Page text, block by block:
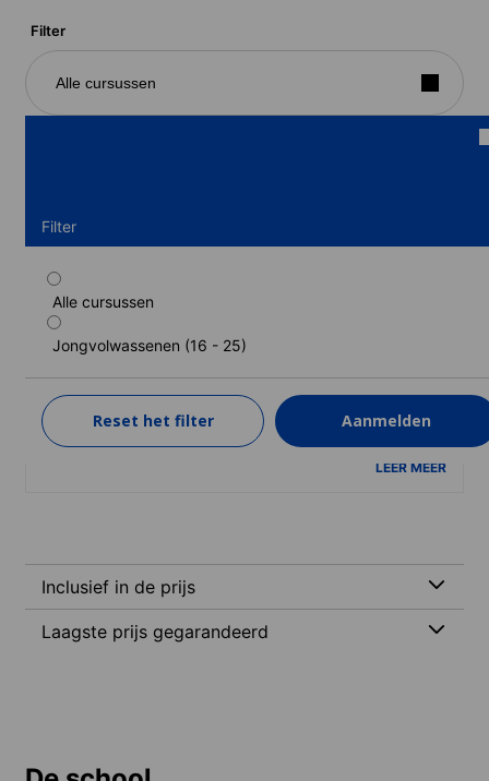
Filter
Alle cursussen
Filter
Alle cursussen
Jongvolwassenen (16 - 25)
Reset het filter Aanmelden
Standaard cursus (18-22 jaren)
Duur: 2 - 4 weken
2 weken
1.254 EUR
LEER MEER
Inclusief in de prijs
Laagste prijs gegarandeerd